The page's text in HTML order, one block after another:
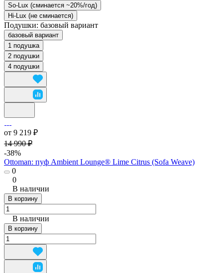
So-Lux (cминается ~20%/год)
Hi-Lux (не сминается)
Подушки: базовый вариант
базовый вариант
1 подушка
2 подушки
4 подушки
от 9 219 ₽
14 990 ₽
-38%
Ottoman: пуф Ambient Lounge® Lime Citrus (Sofa Weave)
0
0
В наличии
В корзину
В наличии
В корзину